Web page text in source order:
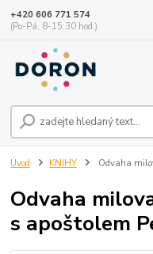
+420 606 771 574
(Po-Pá, 8-15:30 hod.)
Úvod KNIHY Odvaha
Odvaha
s apoštolem